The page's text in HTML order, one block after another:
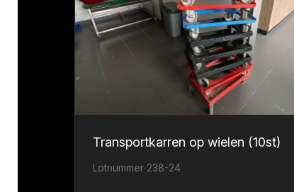
Transportkarren op wielen (10st)
Lotnummer 238-24